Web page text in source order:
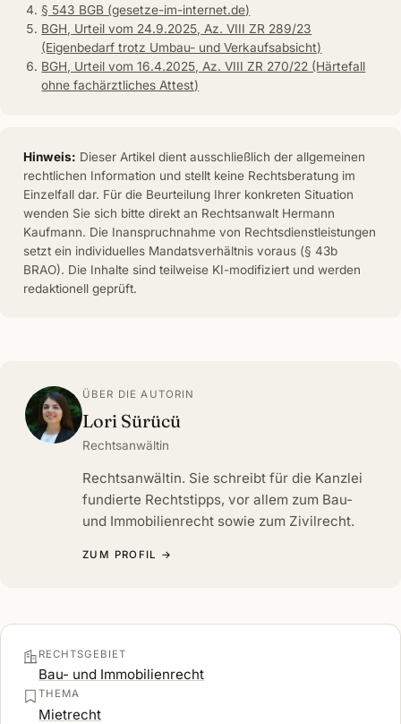
§ 543 BGB (gesetze-im-internet.de)
BGH, Urteil vom 24.9.2025, Az. VIII ZR 289/23
(Eigenbedarf trotz Umbau- und Verkaufsabsicht)
BGH, Urteil vom 16.4.2025, Az. VIII ZR 270/22 (Härtefall
ohne fachärztliches Attest)
Hinweis: Dieser Artikel dient ausschließlich der allgemeinen
rechtlichen Information und stellt keine Rechtsberatung im
Einzelfall dar. Für die Beurteilung Ihrer konkreten Situation
wenden Sie sich bitte direkt an Rechtsanwalt Hermann
Kaufmann. Die Inanspruchnahme von Rechtsdienstleistungen
setzt ein individuelles Mandatsverhältnis voraus (§ 43b
BRAO). Die Inhalte sind teilweise KI-modifiziert und werden
redaktionell geprüft.
ÜBER DIE AUTORIN
Lori Sürücü
Rechtsanwältin
Rechtsanwältin. Sie schreibt für die Kanzlei
fundierte Rechtstipps, vor allem zum Bau-
und Immobilienrecht sowie zum Zivilrecht.
ZUM PROFIL →
RECHTSGEBIET
Bau- und Immobilienrecht
THEMA
Mietrecht